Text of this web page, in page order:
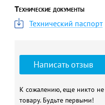
Макс. давление системы
отопления, бар
Межосевое расстояние, мм
Давление опрессовки, бар
Объем воды в радиаторе, л
Расчетное рабочее
давление в системе
Технические документы
Технический паспорт
Написать отзыв
К сожалению, еще никто не
товару. Будьте первыми!